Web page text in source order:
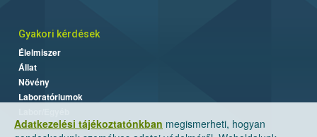
Adatkezelési tájékoztatónkban megismerheti, hogyan
Gyakori kérdések
Élelmiszer
Állat
Növény
Laboratóriumok